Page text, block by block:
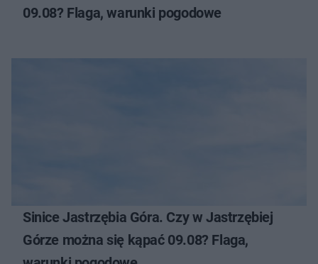
09.08? Flaga, warunki pogodowe
Sinice Jastrzębia Góra. Czy w Jastrzębiej
Górze można się kąpać 09.08? Flaga,